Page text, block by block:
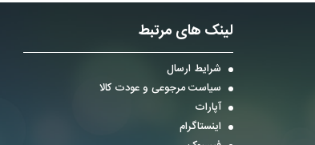
لینک های مرتبط
شرایط ارسال
سیاست مرجوعی و عودت کالا
آپارات
اینستاگرام